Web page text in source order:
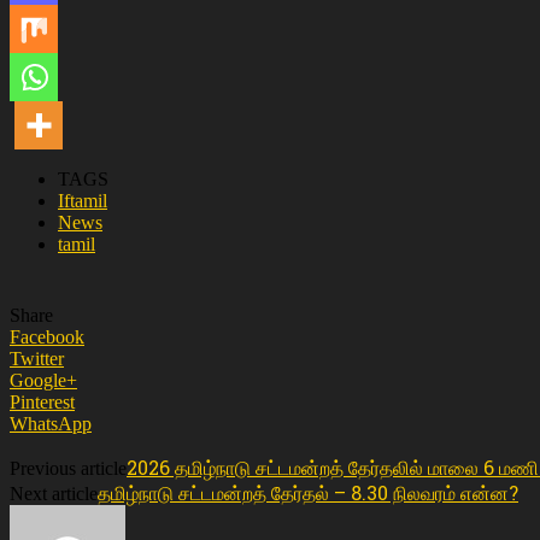
TAGS
Iftamil
News
tamil
Share
Facebook
Twitter
Google+
Pinterest
WhatsApp
Previous article2026 தமிழ்நாடு சட்டமன்றத் தேர்தலில் மாலை 6
Next articleதமிழ்நாடு சட்டமன்றத் தேர்தல் – 8.30 நிலவரம் என்ன?